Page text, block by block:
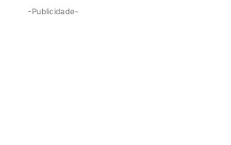
-Publicidade-